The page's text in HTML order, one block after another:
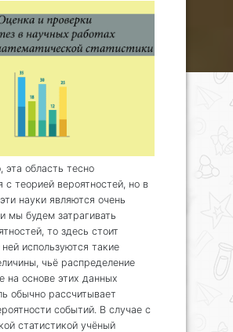
эта область тесно
с теорией вероятностей, но в
науки являются очень
мы будем затрагивать
то здесь стоит
используются такие
чьё распределение
на основе этих данных
обычно рассчитывает
событий. В случае с
статистикой учёный